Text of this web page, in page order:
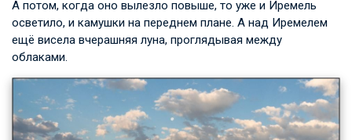
А потом, когда оно вылезло повыше, то уже и Иремель
осветило, и камушки на переднем плане. А над Иремелем
ещё висела вчерашняя луна, проглядывая между
облаками.